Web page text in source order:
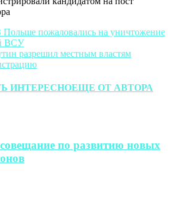
Польше пожаловались на уничтожение
ВСУ
разрешил местным властям
ИНТЕРЕСНОЕЩЕ ОТ АВТОРА
по развитию новых